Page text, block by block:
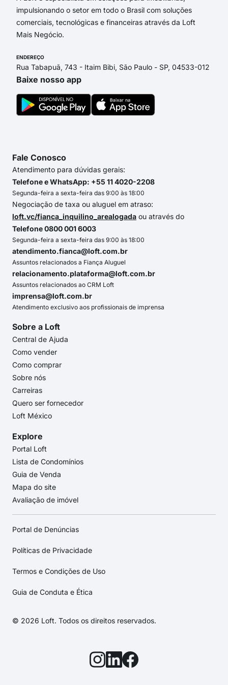
impulsionando o setor em todo o Brasil com soluções
comerciais, tecnológicas e financeiras através da Loft
Mais Negócio.
ENDEREÇO
Rua Tabapuã, 743 - Itaim Bibi, São Paulo - SP, 04533-012
Baixe nosso app
Fale Conosco
Atendimento para dúvidas gerais:
Telefone e WhatsApp: +55 11 4020-2208
Segunda-feira a sexta-feira das 9:00 às 18:00
Negociação de taxa ou aluguel em atraso:
loft.vc/fianca_inquilino_arealogada ou através do
Telefone 0800 001 6003
Segunda-feira a sexta-feira das 9:00 às 18:00
atendimento.fianca@loft.com.br
Assuntos relacionados a Fiança Aluguel
relacionamento.plataforma@loft.com.br
Assuntos relacionados ao CRM Loft
imprensa@loft.com.br
Atendimento exclusivo aos profissionais de imprensa
Sobre a Loft
Central de Ajuda
Como vender
Como comprar
Sobre nós
Carreiras
Quero ser fornecedor
Loft México
Explore
Portal Loft
Lista de Condomínios
Guia de Venda
Mapa do site
Avaliação de imóvel
Portal de Denúncias
Políticas de Privacidade
Termos e Condições de Uso
Guia de Conduta e Ética
© 2026 Loft. Todos os direitos reservados.